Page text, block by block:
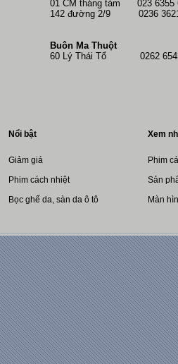
01 CM tháng tám 023 6355
142 đường 2/9 0236
Buôn Ma Thuột
60 Lý Thái Tổ 0262
Nổi bật
Giảm giá
Phim cách nhiệt
Bọc ghế da, sàn da ô tô
Xem
Phim
Sản
Màn